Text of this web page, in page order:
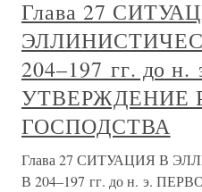
Глава 27
204–197 гг. до
УТВЕРЖДЕНИЕ
ГОСПОДСТВА
Глава 27 СИТУАЦИЯ В
В 204–197 гг. до н. э.